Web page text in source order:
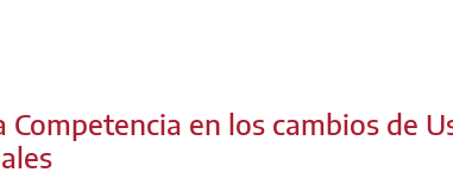
y vuestro compromiso. Una vez más, habéis
en los cambios de